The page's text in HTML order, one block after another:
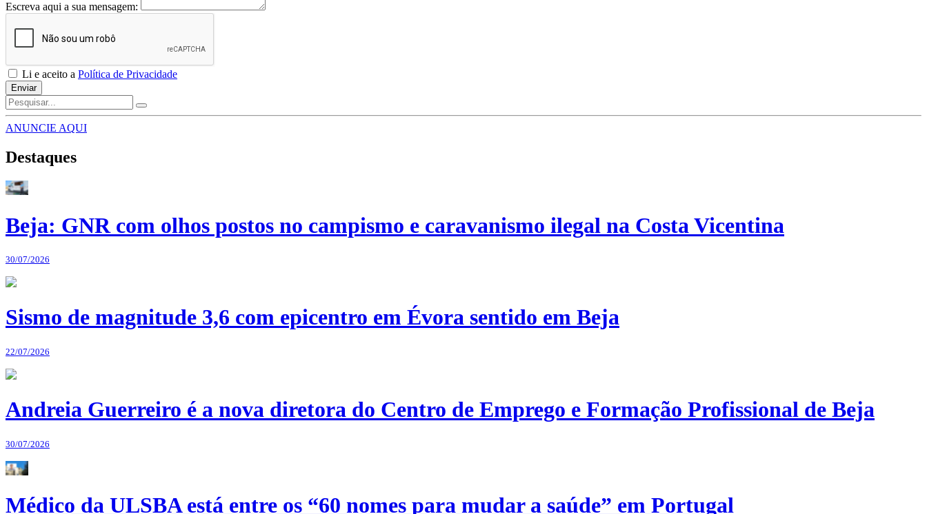
Escreva aqui a sua mensagem:
Li e aceito a Política de Privacidade
Enviar
ANUNCIE AQUI
Destaques
Beja: GNR com olhos postos no campismo e caravanismo ilegal na Costa Vicentina
30/07/2026
Sismo de magnitude 3,6 com epicentro em Évora sentido em Beja
22/07/2026
Andreia Guerreiro é a nova diretora do Centro de Emprego e Formação Profissional de Beja
30/07/2026
Médico da ULSBA está entre os “60 nomes para mudar a saúde” em Portugal